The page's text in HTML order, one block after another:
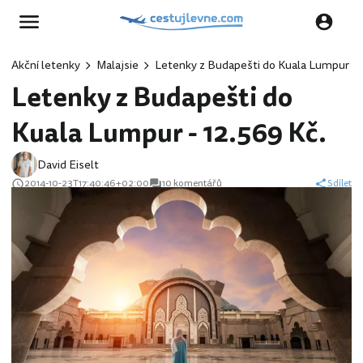
Akční letenky Malajsie Letenky z Budapešti do Kuala Lumpur -
Letenky z Budapešti do
Kuala Lumpur - 12.569 Kč.
David Eiselt
2014-10-23T17:40:46+02:00 10 komentářů Sdílet